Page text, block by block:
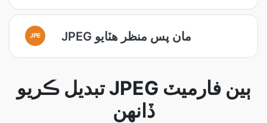
JPE JPEG مان پس منظر هٽايو
تبديل ڪريو JPEG ٻين فارميٽ
ڏانهن